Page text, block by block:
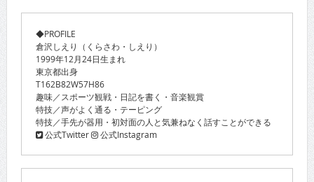
◆PROFILE
倉沢しえり（くらさわ・しえり）
1999年12月24日生まれ
東京都出身
T162B82W57H86
趣味／スポーツ観戦・日記を書く・音楽観賞
特技／声がよく通る・テーピング
特技／手先が器用・初対面の人と気兼ねなく話すことができる
公式Twitter
公式Instagram